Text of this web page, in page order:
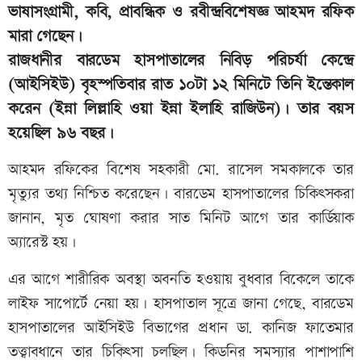
ভাষাসংগ্রামী, কবি, প্রাবন্ধিক ও রবীন্দ্রবিশেষজ্ঞ আহমদ রফিক
মারা গেছেন।
রাজধানীর বারডেম হাসপাতালের নিবিড় পরিচর্যা কেন্দ্রে
(আইসিইউ) বৃহস্পতিবার রাত ১০টা ১২ মিনিটে তিনি ইন্তেকাল
করেন (ইন্না লিল্লাহি ওয়া ইন্না ইলাহি রাজিউন)। তার বয়স
হয়েছিল ৯৬ বছর।
আহমদ রফিকের বিশেষ সহকারী মো. রাসেল সমকালকে তার
মৃত্যুর তথ্য নিশ্চিত করেছেন। বারডেম হাসপাতালের চিকিৎসকরা
জানান, মৃত ঘোষণা করার সাত মিনিট আগে তার কার্ডিয়াক
অ্যারেস্ট হয়।
এর আগে শারীরিক অবস্থা অবনতি হওয়ায় বুধবার বিকেলে তাকে
লাইফ সাপোর্টে নেয়া হয়। হাসপাতাল সূত্রে জানা গেছে, বারডেম
হাসপাতালের আইসিইউ বিভাগের প্রধান ডা. কানিজ ফাতেমার
তত্ত্বাবধানে তার চিকিৎসা চলছিল। কিডনির সমস্যার পাশাপাশি